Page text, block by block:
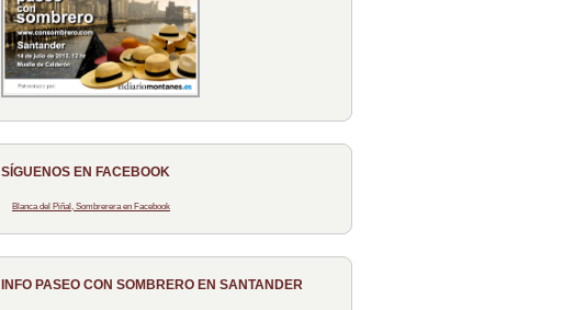
SÍGUENOS EN FACEBOOK
Blanca del Piñal, Sombrerera en Facebook
INFO PASEO CON SOMBRERO EN SANTANDER